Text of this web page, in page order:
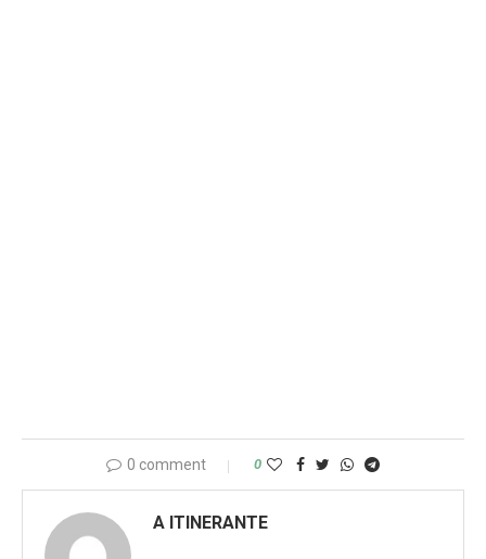
0 comment 0
A ITINERANTE